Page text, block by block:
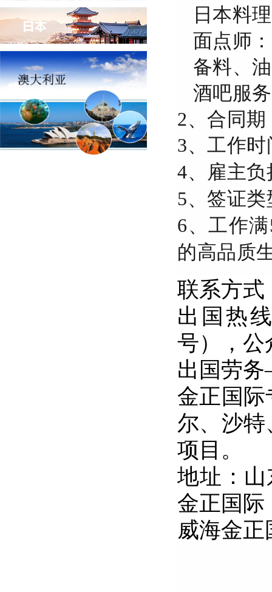
日本料
面点师
备料、
酒吧服务
2、合同
3、工作
4、雇主
5、签证
6、工作
的高品质
联系方式
出国热
号），公
出国劳
金正国际
尔、沙
项目。
地址：
金正国际
威海金